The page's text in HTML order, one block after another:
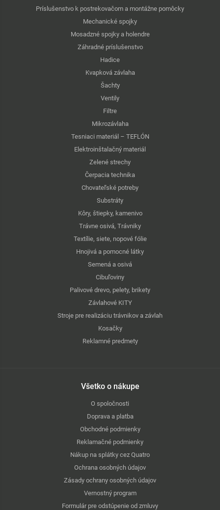
Príslušenstvo k postrekovačom a montážne pomôcky
Mechanické spojky
Mosadzné spojky a holendre
Záhradné príslušenstvo
Hadice
Kvapková závlaha
Šachty
Ventily
Filtre
Mikrozávlaha
Tesniaci materiál – TEFLÓN
Elektroinštalačný materiál
Zelené strechy
Čerpacia technika
Chovateľské potreby
Substráty
Kôry, štiepky, kamenivo
Trávne osivá, Trávniky
Textílie, siete, nopové fólie
Hnojivá a pomocné látky
Semená a osivá
Cibuľoviny
Palivové drevo, pelety, brikety
Závlahové KITY
Stroje pre realizáciu trávnikov a závlah
Kosačky
Reklamné predmety
Všetko o nákupe
O spoločnosti
Doprava a platba
Obchodné podmienky
Reklamačné podmienky
Nákup na splátky cez Quatro
Ochrana osobných údajov
Zásady ochrany osobných údajov
Vernostný program
Formulár pre odstúpenie od zmluvy